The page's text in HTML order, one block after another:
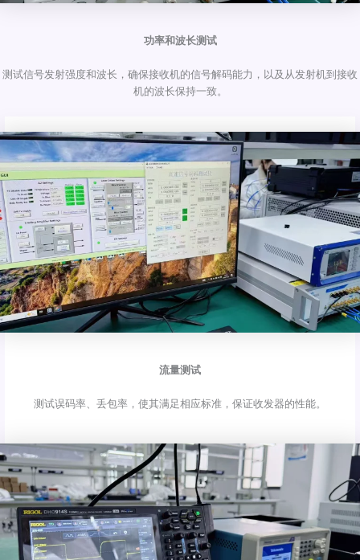
功率和波长测试
测试信号发射强度和波长，确保接收机的信号解码能力，以及从发射机到接收
机的波长保持一致。
流量测试
测试误码率、丢包率，使其满足相应标准，保证收发器的性能。